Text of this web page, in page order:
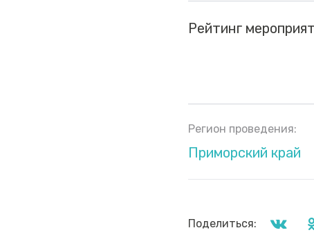
Рейтинг
Регион проведения:
Приморский край
Поделиться: